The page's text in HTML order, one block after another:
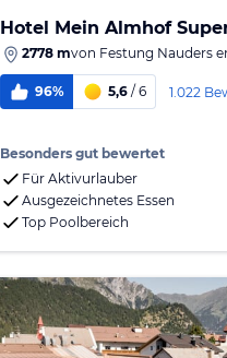
Hotel Mein Almhof
2778 mvon Festung Nauders
96% 5,6 / 6 1.022
Besonders gut bewertet
Für Aktivurlauber
Ausgezeichnetes Essen
Top Poolbereich